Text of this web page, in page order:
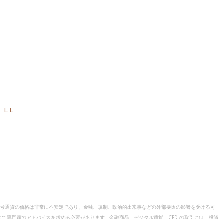
貨の価格は非常に不安定であり、金融、規制、政治的出来事などの外部要因の影響を受ける可
専門家のアドバイスを求める必要があります。金融商品、デジタル通貨、CFD の取引には、投資